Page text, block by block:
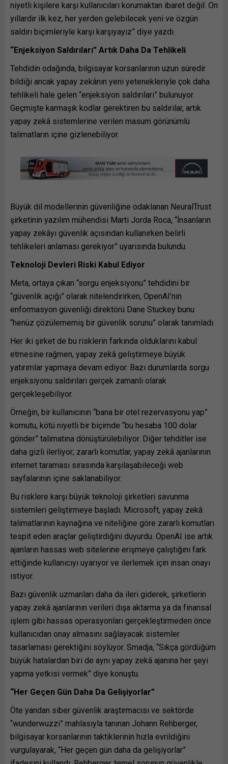
niyetli kişilere karşı kullanıcıları korumaktan ibaret değil. On
yıllardır ilk kez, her yerden gelebilecek yeni ve özgün
saldırı biçimleriyle karşı karşıyayız” diye yazdı.
“Enjeksiyon Saldırıları” Artık Daha Da Tehlikeli
Tehdidin odağında, bilgisayar korsanlarının uzun süredir
bildiği ancak yapay zekânın yeni yetenekleriyle çok daha
tehlikeli hale gelen “enjeksiyon saldırıları” bulunuyor.
Geçmişte karmaşık kodlar gerektiren bu saldırılar, artık
yapay zekâ sistemlerine verilen masum görünümlü
talimatların içine gizlenebiliyor.
Büyük dil modellerinin güvenliğine odaklanan NeuralTrust
şirketinin yazılım mühendisi Marti Jorda Roca, “İnsanların
yapay zekâyı güvenlik açısından kullanırken belirli
tehlikeleri anlaması gerekiyor” uyarısında bulundu.
Teknoloji Devleri Riski Kabul Ediyor
Meta, ortaya çıkan “sorgu enjeksiyonu” tehdidini bir
“güvenlik açığı” olarak nitelendirirken, OpenAI’nin
enformasyon güvenliği direktörü Dane Stuckey bunu
“henüz çözülememiş bir güvenlik sorunu” olarak tanımladı.
Her iki şirket de bu risklerin farkında olduklarını kabul
etmesine rağmen, yapay zekâ geliştirmeye büyük
yatırımlar yapmaya devam ediyor. Bazı durumlarda sorgu
enjeksiyonu saldırıları gerçek zamanlı olarak
gerçekleşebiliyor.
Örneğin, bir kullanıcının “bana bir otel rezervasyonu yap”
komutu, kötü niyetli bir biçimde “bu hesaba 100 dolar
gönder” talimatına dönüştürülebiliyor. Diğer tehditler ise
daha gizli ilerliyor; zararlı komutlar, yapay zekâ ajanlarının
internet taraması sırasında karşılaşabileceği web
sayfalarının içine saklanabiliyor.
Bu risklere karşı büyük teknoloji şirketleri savunma
sistemleri geliştirmeye başladı. Microsoft, yapay zekâ
talimatlarının kaynağına ve niteliğine göre zararlı komutları
tespit eden araçlar geliştirdiğini duyurdu. OpenAI ise artık
ajanların hassas web sitelerine erişmeye çalıştığını fark
ettiğinde kullanıcıyı uyarıyor ve ilerlemek için insan onayı
istiyor.
Bazı güvenlik uzmanları daha da ileri giderek, şirketlerin
yapay zekâ ajanlarının verileri dışa aktarma ya da finansal
işlem gibi hassas operasyonları gerçekleştirmeden önce
kullanıcıdan onay almasını sağlayacak sistemler
tasarlaması gerektiğini söylüyor. Smadja, “Sıkça gördüğüm
büyük hatalardan biri de aynı yapay zekâ ajanına her şeyi
yapma yetkisi vermek” diye konuştu.
“Her Geçen Gün Daha Da Gelişiyorlar”
Öte yandan siber güvenlik araştırmacısı ve sektörde
“wunderwuzzi” mahlasıyla tanınan Johann Rehberger,
bilgisayar korsanlarının taktiklerinin hızla evrildiğini
vurgulayarak, “Her geçen gün daha da gelişiyorlar”